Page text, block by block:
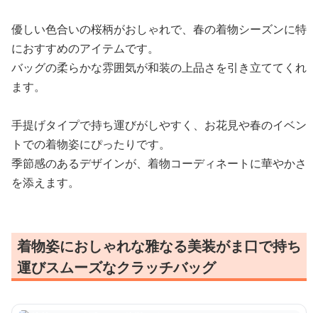
優しい色合いの桜柄がおしゃれで、春の着物シーズンに特
におすすめのアイテムです。
バッグの柔らかな雰囲気が和装の上品さを引き立ててくれ
ます。
手提げタイプで持ち運びがしやすく、お花見や春のイベン
トでの着物姿にぴったりです。
季節感のあるデザインが、着物コーディネートに華やかさ
を添えます。
着物姿におしゃれな雅なる美装がま口で持ち
運びスムーズなクラッチバッグ